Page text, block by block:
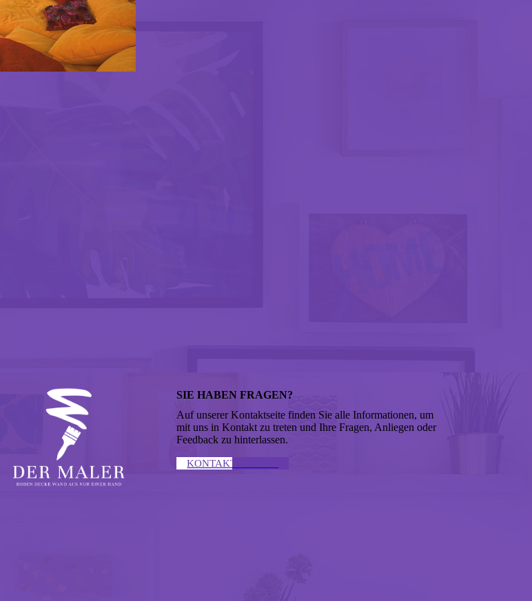
SIE HABEN FRAGEN?
Auf unserer Kontaktseite finden Sie alle Informationen, um
mit uns in Kontakt zu treten und Ihre Fragen, Anliegen oder
Feedback zu hinterlassen.
KONTAKTIEREN ↣